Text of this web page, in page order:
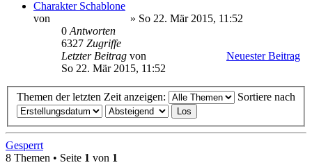
Charakter Schablone
von
» So 22. Mär 2015, 11:52
0 Antworten
6327 Zugriffe
Letzter Beitrag von
Neuester Beitrag
So 22. Mär 2015, 11:52
Themen der letzten Zeit anzeigen: Sortiere nach
Gesperrt
8 Themen • Seite 1 von 1